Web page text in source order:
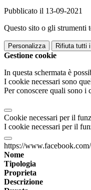
Pubblicato il 13-09-2021
Questo sito o gli strumenti
Personalizza Rifiuta tutti
Gestione cookie
In questa schermata è
I cookie necessari sono
Per conoscere quali sono i
Cookie necessari per il
I cookie necessari per il
https://www.facebook.com/
Nome
Tipologia
Proprieta
Descrizione